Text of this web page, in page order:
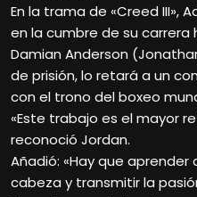
En la trama de «Creed III»,
en la cumbre de su carrera
Damian Anderson
de prisión, lo retará a un
con el trono del boxeo
«Este trabajo es el mayor
reconoció Jordan.
Añadió: «Hay que
cabeza y transmitir la